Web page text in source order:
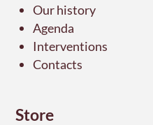
Our history
Agenda
Interventions
Contacts
Store